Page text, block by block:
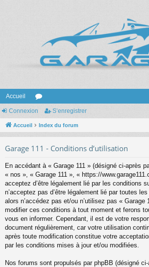
Accueil
or
u
Connexion S’enregistrer
Accueil Index du forum
Garage 111 - Conditions d’utilisation
En accédant à « Garage 111 » (désigné ci-après
« nos », « Garage 111 », « https://
acceptez d’être légalement lié par les conditions
n’acceptez pas d’être légalement lié par toutes
alors n’accédez pas et/ou n’utilisez pas « Garage
modifier ces conditions à tout moment et ferons
vous en informer. Cependant, il est de votre
document régulièrement, car votre utilisation
après toute modification constitue votre
par les conditions mises à jour et/ou modifiées.
Nos forums sont propulsés par phpBB (désigné ci-